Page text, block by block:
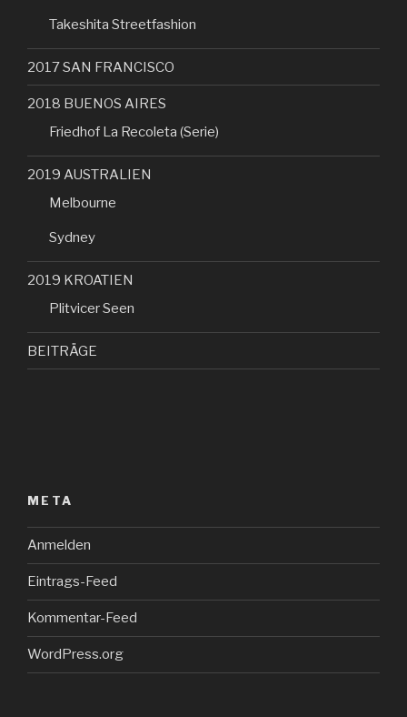
Takeshita Streetfashion
2017 SAN FRANCISCO
2018 BUENOS AIRES
Friedhof La Recoleta (Serie)
2019 AUSTRALIEN
Melbourne
Sydney
2019 KROATIEN
Plitvicer Seen
BEITRÄGE
META
Anmelden
Eintrags-Feed
Kommentar-Feed
WordPress.org